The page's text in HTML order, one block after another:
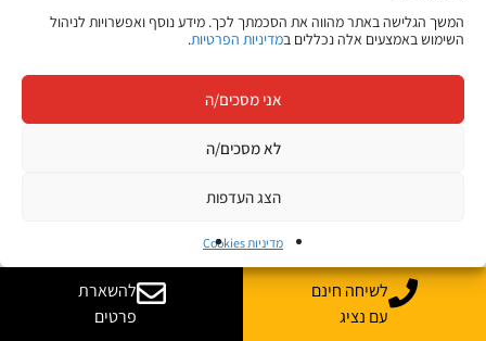
המשך הגלישה באתר מהווה את הסכמתך לכך. מידע נוסף ואפשרויות לניהול
השימוש באמצעים אלה נכללים במדיניות הפרטיות.
אני מסכים/ה
לא מסכים/ה
הצג העדפות
מדיניות Cookies
אישית, ויש לו פוטנציאל ללמוד, סביר להניח שנגייס אותו
ונכשיר אותו אצלנו. למעשה, כל אחד שמתחיל לעבוד אצלנו
צריך לעבור הכשרה על הפתרונות שלנו".
– מהי שיטת הגיוס הכי דומיננטית בחברה?
"'חבר מביא חבר'. 30%-40% מעובדי החברה בארץ הגיעו
לשיחה חינם
עם נציג
להשארת
פרטים